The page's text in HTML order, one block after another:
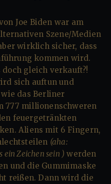
Joe Biden war am
Szene/Medien
wirklich sicher, dass
kommen wird.
gleich verkauft?!
sich auftun und
das Berliner
777 millionenschweren
feuergetränkten
Aliens mit 6 Fingern,
(aha:
ein Zeichen sein ) werden
und die Gummimaske
reißen. Dann wird die